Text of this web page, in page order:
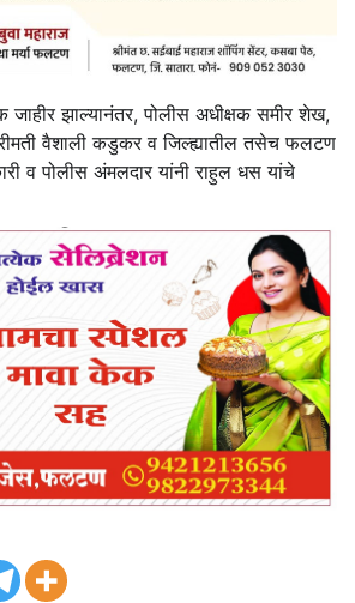
झाल्यानंतर, पोलीस अधीक्षक समीर शेख,
वैशाली कडुकर व जिल्ह्यातील तसेच फलटण
व पोलीस अंमलदार यांनी राहुल धस यांचे